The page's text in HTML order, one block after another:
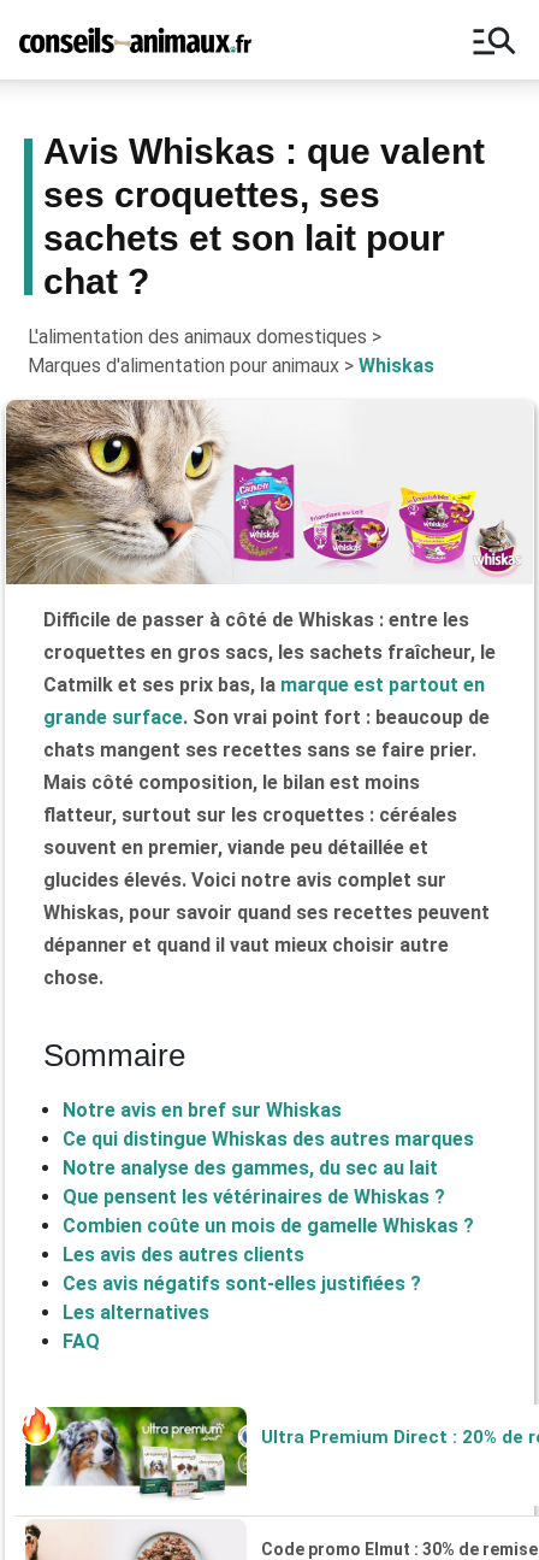
manage_search
Avis Whiskas : que valent
ses croquettes, ses
sachets et son lait pour
chat ?
L'alimentation des animaux domestiques >
Marques d'alimentation pour animaux > Whiskas
Difficile de passer à côté de Whiskas : entre les
croquettes en gros sacs, les sachets fraîcheur, le
Catmilk et ses prix bas, la marque est partout en
grande surface. Son vrai point fort : beaucoup de
chats mangent ses recettes sans se faire prier.
Mais côté composition, le bilan est moins
flatteur, surtout sur les croquettes : céréales
souvent en premier, viande peu détaillée et
glucides élevés. Voici notre avis complet sur
Whiskas, pour savoir quand ses recettes peuvent
dépanner et quand il vaut mieux choisir autre
chose.
Sommaire
Notre avis en bref sur Whiskas
Ce qui distingue Whiskas des autres marques
Notre analyse des gammes, du sec au lait
Que pensent les vétérinaires de Whiskas ?
Combien coûte un mois de gamelle Whiskas ?
Les avis des autres clients
Ces avis négatifs sont-elles justifiées ?
Les alternatives
FAQ
Ultra Premium Direct : 20% de
Code promo Elmut : 30% de
Bons plans, astuces, ne manquez
aucun conseil pour vos animaux !